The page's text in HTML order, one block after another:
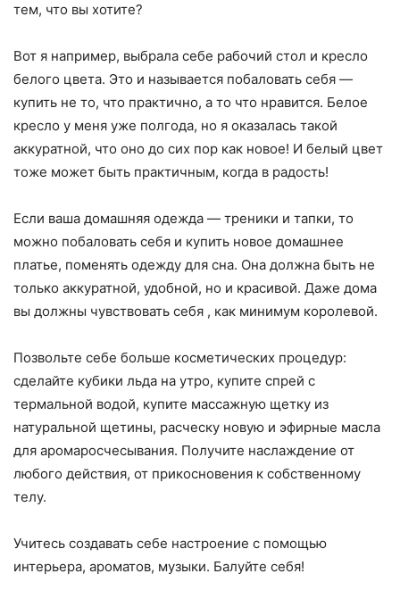
тем, что вы хотите?
Вот я например, выбрала себе рабочий стол и кресло
белого цвета. Это и называется побаловать себя —
купить не то, что практично, а то что нравится. Белое
кресло у меня уже полгода, но я оказалась такой
аккуратной, что оно до сих пор как новое! И белый цвет
тоже может быть практичным, когда в радость!
Если ваша домашняя одежда — треники и тапки, то
можно побаловать себя и купить новое домашнее
платье, поменять одежду для сна. Она должна быть не
только аккуратной, удобной, но и красивой. Даже дома
вы должны чувствовать себя , как минимум королевой.
Позвольте себе больше косметических процедур:
сделайте кубики льда на утро, купите спрей с
термальной водой, купите массажную щетку из
натуральной щетины, расческу новую и эфирные масла
для аромаросчесывания. Получите наслаждение от
любого действия, от прикосновения к собственному
телу.
Учитесь создавать себе настроение с помощью
интерьера, ароматов, музыки. Балуйте себя!